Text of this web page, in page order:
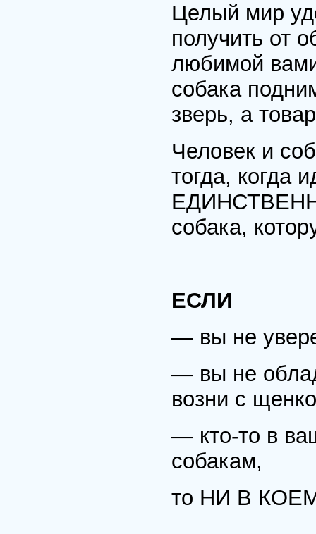
Целый мир
получить от
любимой
собака
зверь, а
Человек и
тогда, когда
собака,
ЕСЛИ
— вы не
— вы не
возни с
— кто-то в
собакам,
то НИ В КОЕМ